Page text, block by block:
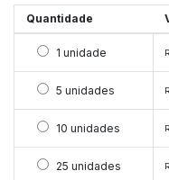
Quantidade
Selecionar 1
1 unidade
Selecionar 5
5 unidades
Selecionar 10
10 unidades
Selecionar 25
25 unidades